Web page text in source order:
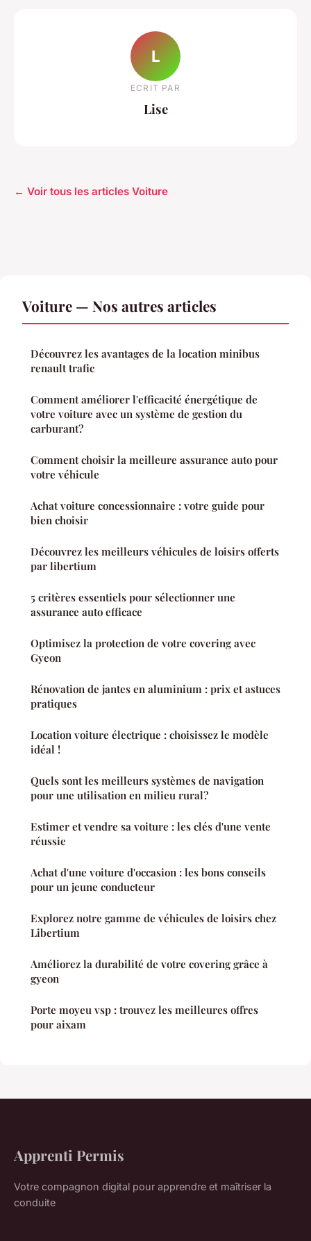
L
ECRIT PAR
Lise
← Voir tous les articles Voiture
Voiture — Nos autres articles
Découvrez les avantages de la location minibus
renault trafic
Comment améliorer l'efficacité énergétique de
votre voiture avec un système de gestion du
carburant?
Comment choisir la meilleure assurance auto pour
votre véhicule
Achat voiture concessionnaire : votre guide pour
bien choisir
Découvrez les meilleurs véhicules de loisirs offerts
par libertium
5 critères essentiels pour sélectionner une
assurance auto efficace
Optimisez la protection de votre covering avec
Gyeon
Rénovation de jantes en aluminium : prix et astuces
pratiques
Location voiture électrique : choisissez le modèle
idéal !
Quels sont les meilleurs systèmes de navigation
pour une utilisation en milieu rural?
Estimer et vendre sa voiture : les clés d'une vente
réussie
Achat d'une voiture d'occasion : les bons conseils
pour un jeune conducteur
Explorez notre gamme de véhicules de loisirs chez
Libertium
Améliorez la durabilité de votre covering grâce à
gyeon
Porte moyeu vsp : trouvez les meilleures offres
pour aixam
Apprenti Permis
Votre compagnon digital pour apprendre et maîtriser la
conduite